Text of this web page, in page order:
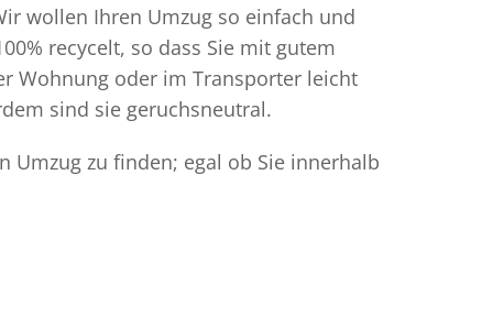
wollen Ihren Umzug so einfach und
recycelt, so dass Sie mit gutem
Wohnung oder im Transporter leicht
sind sie geruchsneutral.
Umzug zu finden; egal ob Sie innerhalb